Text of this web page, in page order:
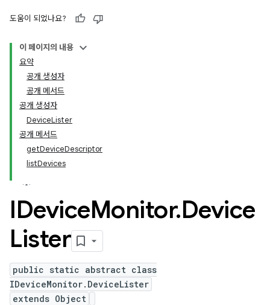
도움이 되었나요?
이 페이지의 내용
요약
공개 생성자
공개 메서드
공개 생성자
DeviceLister
공개 메서드
getDeviceDescriptor
listDevices
IDeviceMonitor.Device
Lister
public static abstract class
IDeviceMonitor.DeviceLister
extends Object